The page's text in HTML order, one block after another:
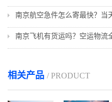
南京飞机有货运吗？空运物流
相关产品 / PRODUCT